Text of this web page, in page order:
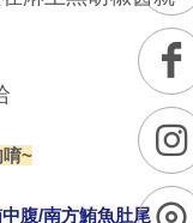
唷~
腹/南方鮪魚肚尾